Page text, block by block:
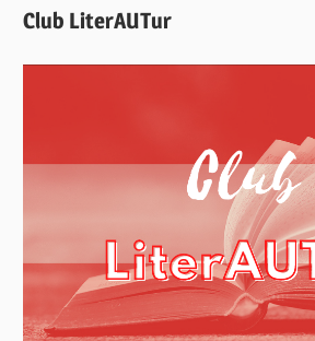
Club LiterAUTur